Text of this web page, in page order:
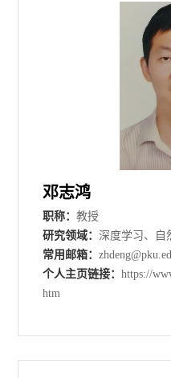
邓志鸿
职称：教授
研究领域：深度学习、自
常用邮箱：
个人主页链接：https://
htm